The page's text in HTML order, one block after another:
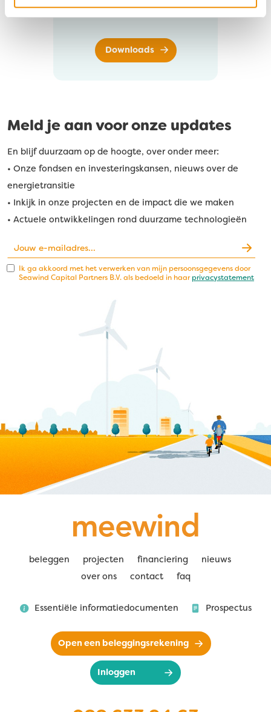
weergegeven.
Downloads
Meld je aan voor onze updates
En blijf duurzaam op de hoogte, over onder meer:
• Onze fondsen en investeringskansen, nieuws over de
energietransitie
• Inkijk in onze projecten en de impact die we maken
• Actuele ontwikkelingen rond duurzame technologieën
Ik ga akkoord met het verwerken van mijn persoonsgegevens door
Seawind Capital Partners B.V. als bedoeld in haarprivacystatement
beleggen projecten financiering
nieuws
over ons
contact faq
Essentiële informatiedocumenten Prospectus
Open een beleggingsrekening
Inloggen